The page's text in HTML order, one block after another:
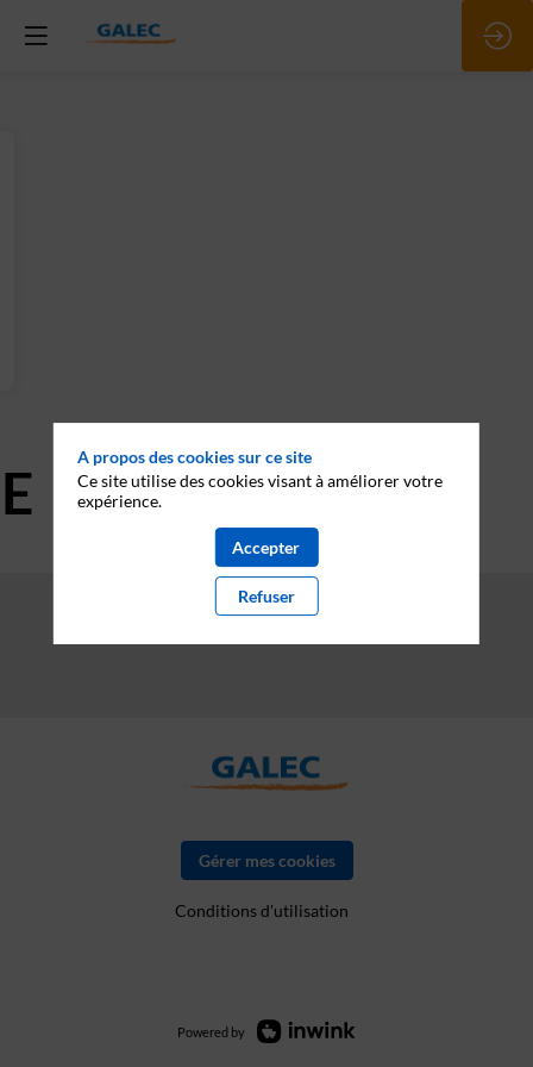
Gérer mes cookies
Conditions d'utilisation
Powered by
A propos des cookies sur ce site
Ce site utilise des cookies visant à améliorer votre
expérience.
Accepter
Refuser